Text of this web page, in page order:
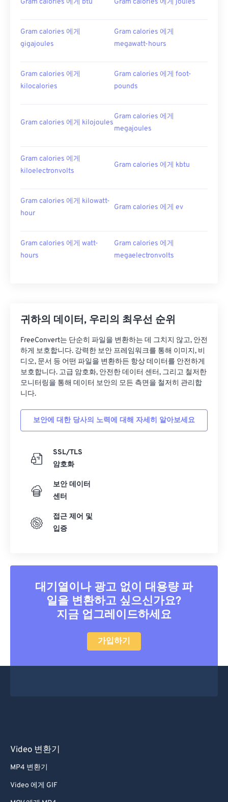
Gram calories 에게 btu Gram calories 에게 joules
Gram calories 에게
gigajoules
Gram calories 에게
megawatt-hours
Gram calories 에게
kilocalories
Gram calories 에게 foot-
pounds
Gram calories 에게 kilojoules
Gram calories 에게
megajoules
Gram calories 에게
kiloelectronvolts
Gram calories 에게 kbtu
Gram calories 에게 kilowatt-
hour
Gram calories 에게 ev
Gram calories 에게 watt-
hours
Gram calories 에게
megaelectronvolts
귀하의 데이터, 우리의 최우선 순위
FreeConvert는 단순히 파일을 변환하는 데 그치지 않고, 안전
하게 보호합니다. 강력한 보안 프레임워크를 통해 이미지, 비
디오, 문서 등 어떤 파일을 변환하든 항상 데이터를 안전하게
보호합니다. 고급 암호화, 안전한 데이터 센터, 그리고 철저한
모니터링을 통해 데이터 보안의 모든 측면을 철저히 관리합
니다.
보안에 대한 당사의 노력에 대해 자세히 알아보세요
SSL/TLS
암호화
보안 데이터
센터
접근 제어 및
입증
대기열이나 광고 없이 대용량 파
일을 변환하고 싶으신가요?
지금 업그레이드하세요
가입하기
Video 변환기
MP4 변환기
Video 에게 GIF